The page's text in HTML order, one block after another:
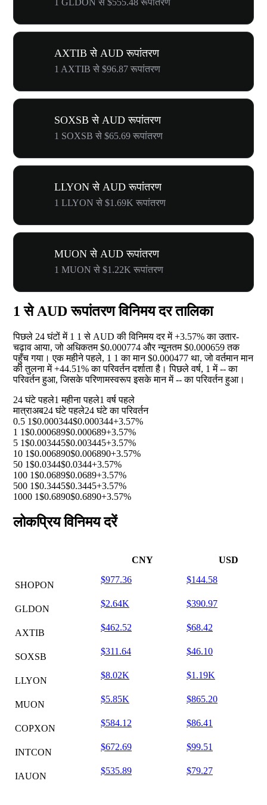
AXTIB से AUD रूपांतरण
1 AXTIB से $96.87 रूपांतरण
SOXSB से AUD रूपांतरण
1 SOXSB से $65.69 रूपांतरण
LLYON से AUD रूपांतरण
1 LLYON से $1.69K रूपांतरण
MUON से AUD रूपांतरण
1 MUON से $1.22K रूपांतरण
1 से AUD रूपांतरण विनिमय दर तालिका
पिछले 24 घंटों में 1 1 से AUD की विनिमय दर में+3.57%का उतार-
चढ़ाव आया, जो अधिकतम $0.000774 और न्यूनतम $0.000659 तक
पहुँच गया। एक महीने पहले, 1 1 का मान $0.000477 था, जो वर्तमान मान
की तुलना में+44.51%का परिवर्तन दर्शाता है। पिछले वर्ष, 1 में--का
परिवर्तन हुआ, जिसके परिणामस्वरूप इसके मान में--का परिवर्तन हुआ।
24 घंटे पहले1 महीना पहले1 वर्ष पहले
मात्राअब24 घंटे पहले24 घंटे का परिवर्तन
0.5 1$0.000344$0.000344+3.57%
1 1$0.000689$0.000689+3.57%
5 1$0.003445$0.003445+3.57%
10 1$0.006890$0.006890+3.57%
50 1$0.0344$0.0344+3.57%
100 1$0.0689$0.0689+3.57%
500 1$0.3445$0.3445+3.57%
1000 1$0.6890$0.6890+3.57%
लोकप्रिय विनिमय दरें
CNY USD
SHOPON
$977.36 $144.58
GLDON
$2.64K $390.97
AXTIB
$462.52 $68.42
SOXSB
$311.64 $46.10
LLYON
$8.02K $1.19K
MUON
$5.85K $865.20
COPXON
$584.12 $86.41
INTCON
$672.69 $99.51
IAUON
$535.89 $79.27